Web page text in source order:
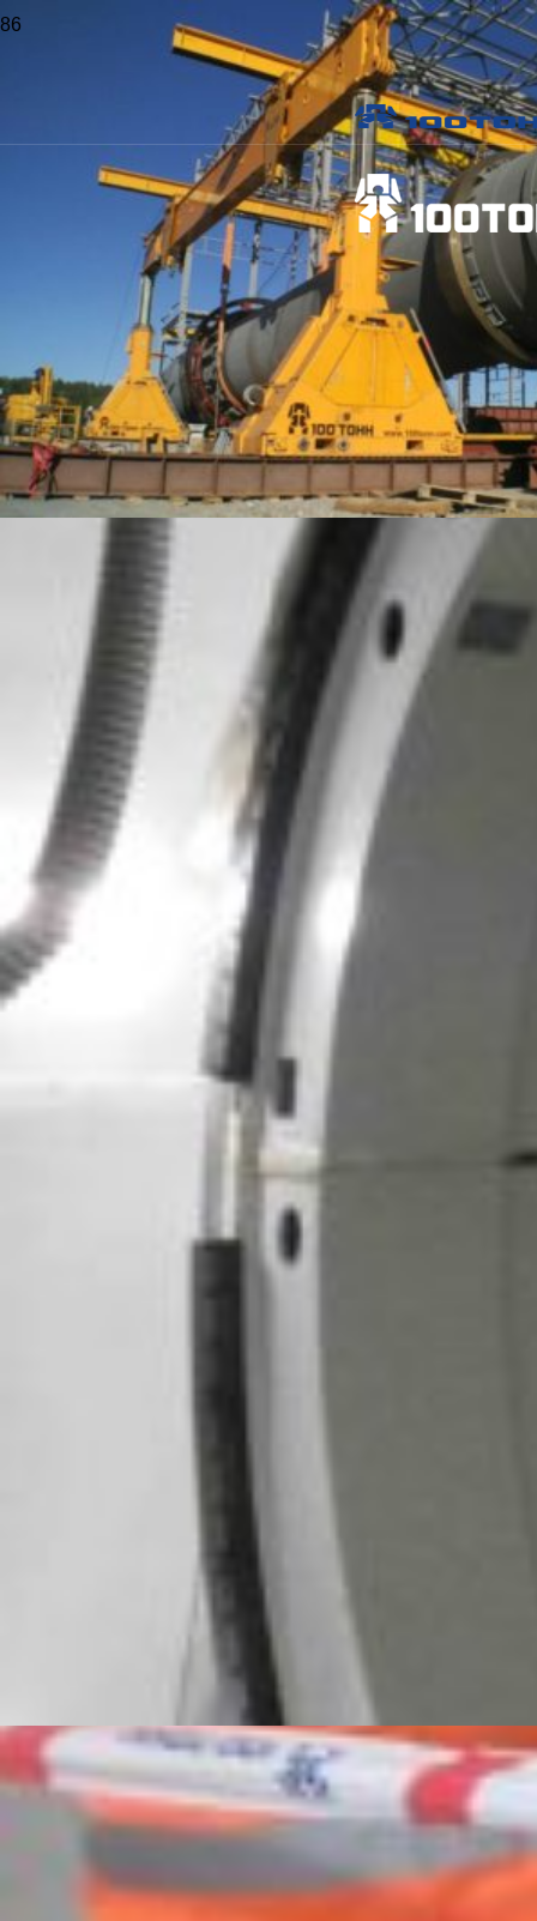
Как выполняются такелажные и
погрузочно-разгрузочные работы на небольших складах
Как выполняются такелажные и
погрузочно-разгрузочные работы на
небольших складах
Опубликовано23 Сен 2022
Поделиться
Как осуществляется такелаж с погрузчиком
Такелаж с использованием ручного штабелера
Что такое «склад» в обывательском понимании этого
термина? Это обширное помещение, в котором до
самого потолка простираются просторные стеллажи,
мощные полки и прочие, несущие разнообразный и
необходимый груз, конструктивные элементы. Это
многочисленные рабочие и грузчики, переставляющие
коробки, ящики и тюки с полки на полку и ловко
разъезжающие многотонные погрузчики. Это
оперативная погрузка и выгрузка – быстрая и
безопасная.
Вообще говоря, склады так и выглядят. Проблема в том,
что далеко не все склады выглядят именно так. Если у
вас огромный склад с бурной жизнью, то выбор между
погрузчиком либо тележкой попросту не стоит –
пригодится и то, и другое, и в нескольких экземплярах.
Но складом вполне может быть и небольшое помещение,
а не зал размером с ангар для самолетов. И продукция
на складе может иметь небольшой вес, но объемные
габариты, и все равно быть неудобной для перемещения
вручную. А малые склады имеют свойство
комплектоваться персоналом по принципу
«универсальности» – то есть продавец одновременно